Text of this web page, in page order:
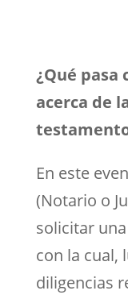
¿Qué pasa
acerca de
En este
(Notario o
solicitar
con la cual,
diligencias